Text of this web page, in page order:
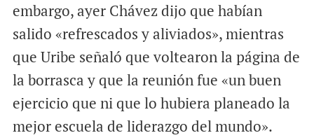
embargo, ayer Chávez dijo que habían
salido «refrescados y aliviados», mientras
que Uribe señaló que voltearon la página de
la borrasca y que la reunión fue «un buen
ejercicio que ni que lo hubiera planeado la
mejor escuela de liderazgo del mundo».